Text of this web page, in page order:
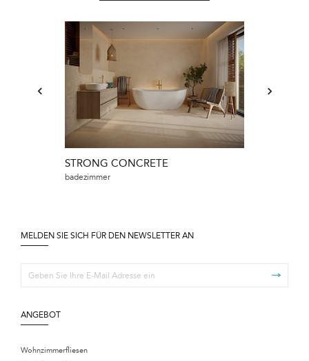
STRONG CONCRETE
badezimmer
MELDEN SIE SICH FÜR DEN NEWSLETTER AN
ANGEBOT
Wohnzimmerfliesen